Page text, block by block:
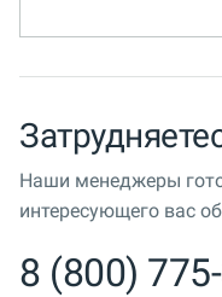
Наши менеджеры
интересующего вас
8 (800)